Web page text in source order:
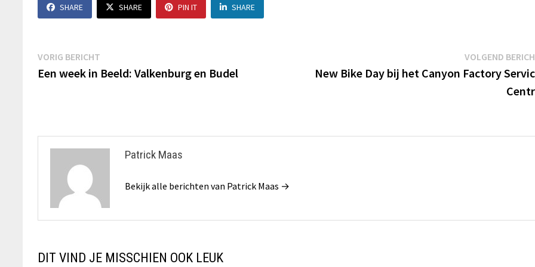
SHARE SHARE PIN IT SHARE
Berichtnavigatie
VORIG BERICHT
bericht:
Een week in Beeld: Valkenburg en Budel
VOLGEND
New Bike Day bij het Canyon Factory
Patrick Maas
Bekijk alle berichten van Patrick Maas →
DIT VIND JE MISSCHIEN OOK LEUK